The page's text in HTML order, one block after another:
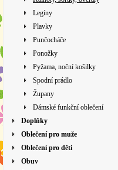
Legíny
Plavky
Punčocháče
Ponožky
Pyžama, noční košilky
Spodní prádlo
Župany
Dámské funkční oblečení
Doplňky
Oblečení pro muže
Oblečení pro děti
Obuv